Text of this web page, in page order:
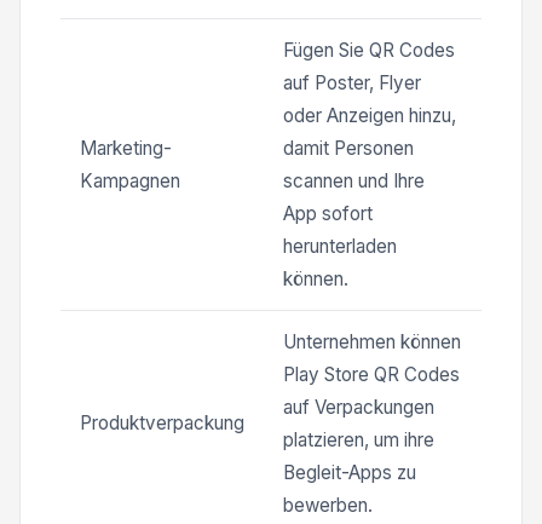
Marketing-
Kampagnen
Fügen Sie QR Codes
auf Poster, Flyer
oder Anzeigen hinzu,
damit Personen
scannen und Ihre
App sofort
herunterladen
können.
Produktverpackung
Unternehmen können
Play Store QR Codes
auf Verpackungen
platzieren, um ihre
Begleit-Apps zu
bewerben.